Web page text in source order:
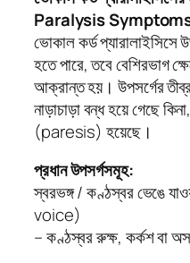
Paralysis
ভোকাল কর্ড
হতে পারে, তবে বেশিরভাগ
আক্রান্ত হয়। উপসর্গের
নাড়াচাড়া বন্ধ হয়ে গেছে
(paresis) হয়েছে।
প্রধান উপসর্গসমূহ:
স্বরভঙ্গ / কণ্ঠস্বর ভেঙে
voice)
– কণ্ঠস্বর রুক্ষ, কর্কশ বা